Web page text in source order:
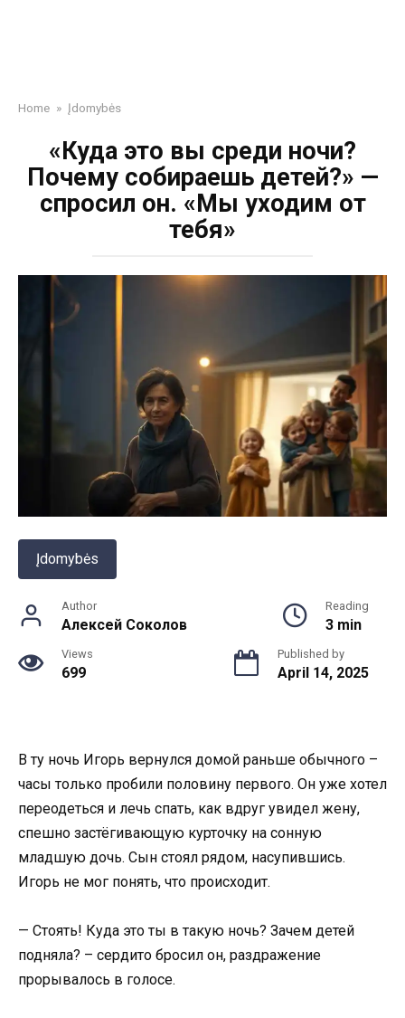
Home » Įdomybės
«Куда это вы среди ночи?
Почему собираешь детей?» —
спросил он. «Мы уходим от
тебя»
Įdomybės
Author
Алексей Соколов
Reading
3 min
Views
699
Published by
April 14, 2025
В ту ночь Игорь вернулся домой раньше обычного –
часы только пробили половину первого. Он уже хотел
переодеться и лечь спать, как вдруг увидел жену,
спешно застёгивающую курточку на сонную
младшую дочь. Сын стоял рядом, насупившись.
Игорь не мог понять, что происходит.
— Стоять! Куда это ты в такую ночь? Зачем детей
подняла? – сердито бросил он, раздражение
прорывалось в голосе.